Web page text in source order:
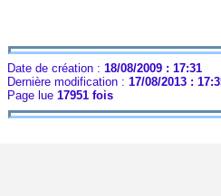
Date de création : 18/08/2009 : 17:31
Dernière modification : 17/08/2013 :
Page lue 17951 fois